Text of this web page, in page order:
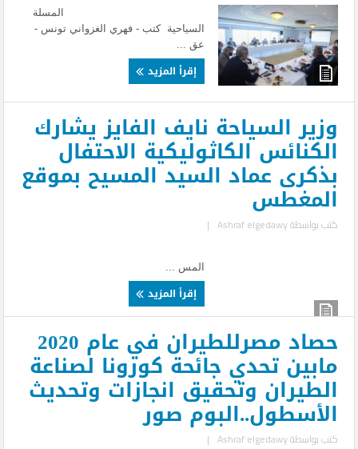
المسلة
السياحية كتب - فهري الغزواني تونس -
عق ...
إقرأ المزيد
وزير السياحة نايف الفايز يشارك
الكنائس الكاثوليكية الاحتفال
بذكرى عماد السيد المسيح بموقع
المغطس
كتب بواسطةAshraf elgedawy
|
المس ...
إقرأ المزيد
حصاد مصرللطيران في عام 2020
مابين تحدي جائحة كورونا لصناعة
الطيران وتحقيق انجازات وتحديث
الأسطول..البوم صور
كتب بواسطةAshraf elgedawy
|